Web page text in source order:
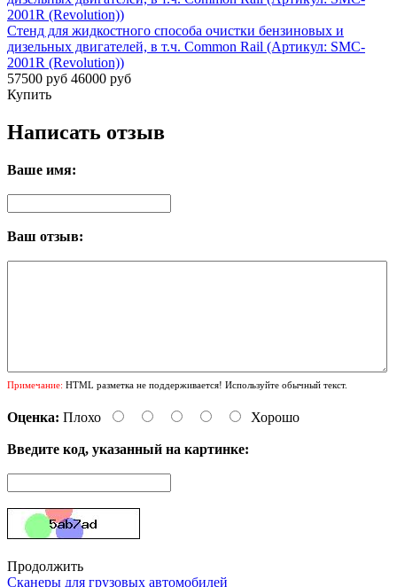
Стенд для жидкостного способа очистки бензиновых и
дизельных двигателей, в т.ч. Common Rail (Артикул: SMC-
2001R (Revolution))
57500 руб 46000 руб
Купить
Написать отзыв
Ваше имя:
Ваш отзыв:
Примечание: HTML разметка не поддерживается! Используйте обычный текст.
Оценка: Плохо Хорошо
Введите код, указанный на картинке:
Продолжить
Сканеры для грузовых автомобилей